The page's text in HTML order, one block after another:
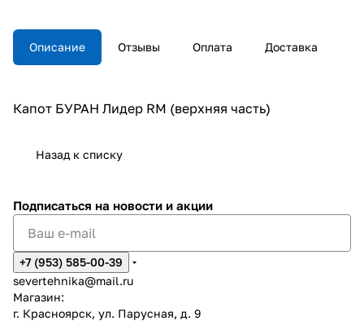
Описание Отзывы Оплата Доставка
Капот БУРАН Лидер RM (верхняя часть)
Назад к списку
Подписаться на новости и акции
+7 (953) 585-00-39
severtehnika@mail.ru
Магазин:
г. Красноярск, ул. Парусная, д. 9